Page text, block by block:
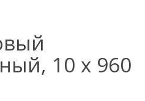
10 х 960